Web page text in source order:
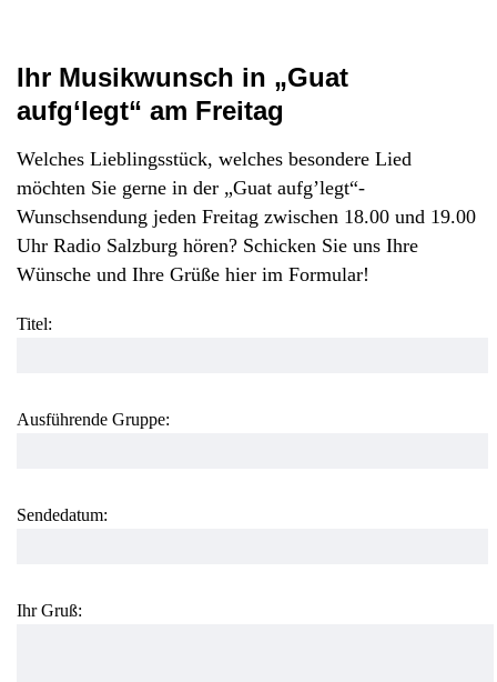
Ihr Musikwunsch in „Guat
aufg‘legt“ am Freitag
Welches Lieblingsstück, welches besondere Lied
möchten Sie gerne in der „Guat aufg’legt“-
Wunschsendung jeden Freitag zwischen 18.00 und 19.00
Uhr Radio Salzburg hören? Schicken Sie uns Ihre
Wünsche und Ihre Grüße hier im Formular!
Titel:
Ausführende Gruppe:
Sendedatum:
Ihr Gruß: